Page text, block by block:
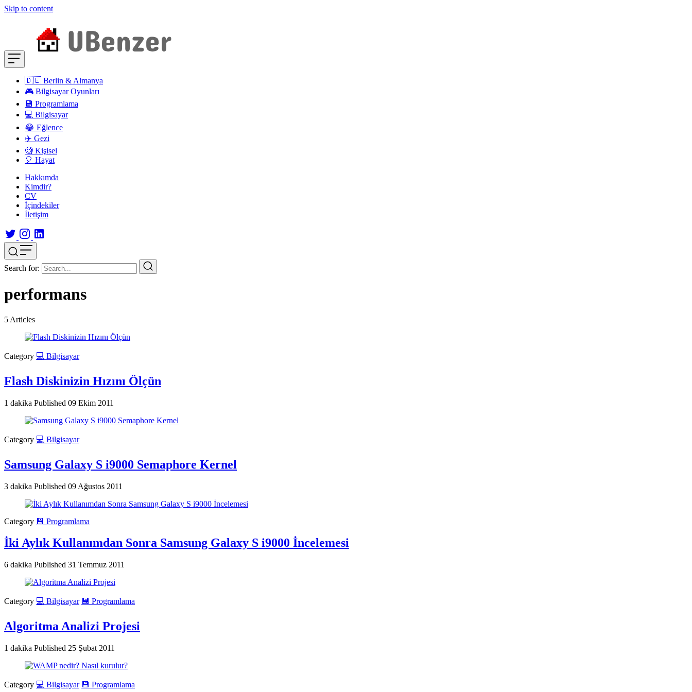
Skip to content
🇩🇪 Berlin & Almanya
🎮 Bilgisayar Oyunları
💾 Programlama
💻 Bilgisayar
😂 Eğlence
✈️ Gezi
🧐 Kişisel
🎈 Hayat
Hakkımda
Kimdir?
CV
İçindekiler
İletişim
Search for:
performans
5 Articles
Category 💻 Bilgisayar
Flash Diskinizin Hızını Ölçün
1 dakika Published 09 Ekim 2011
Category 💻 Bilgisayar
Samsung Galaxy S i9000 Semaphore Kernel
3 dakika Published 09 Ağustos 2011
Category 💾 Programlama
İki Aylık Kullanımdan Sonra Samsung Galaxy S i9000 İncelemesi
6 dakika Published 31 Temmuz 2011
Category 💻 Bilgisayar 💾 Programlama
Algoritma Analizi Projesi
1 dakika Published 25 Şubat 2011
Category 💻 Bilgisayar 💾 Programlama